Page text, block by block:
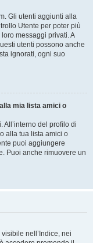
Gli utenti aggiunti alla
Utente per poter più
messaggi privati. A
utenti possono anche
ignorati, ogni suo
mia lista amici o
All’interno del profilo di
alla tua lista amici o
puoi aggiungere
Puoi anche rimuovere un
nell’Indice, nei